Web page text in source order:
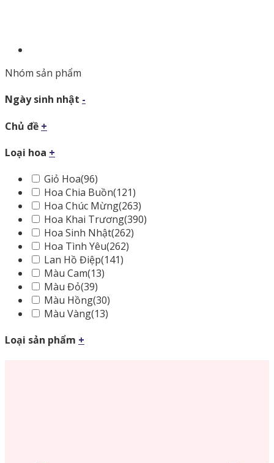
Nhóm sản phẩm
Ngày sinh nhật -
Chủ đề +
Loại hoa +
Giỏ Hoa(96)
Hoa Chia Buồn(121)
Hoa Chúc Mừng(263)
Hoa Khai Trương(390)
Hoa Sinh Nhật(262)
Hoa Tình Yêu(262)
Lan Hồ Điệp(141)
Màu Cam(13)
Màu Đỏ(39)
Màu Hồng(30)
Màu Vàng(13)
Loại sản phẩm +